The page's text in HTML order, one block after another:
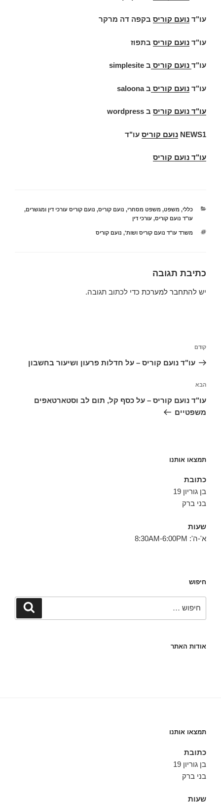
עו"ד נועם קוריס בקפה דה מרקר
עו"ד נועם קוריס בתפוז
עו"ד נועם קוריס ב simplesite
עו"ד נועם קוריס בsaloona
עו"ד נועם קוריס ב wordpress
NEWS1 נועם קוריס עו"ד
עו"ד נועם קוריס
קטגוריות
כללי, משפט, משפט מסחרי, נועם קוריס, נועם קוריס עורכי דין ומגשרים,
עו"ד נועם קוריס,עורכי דין
תגיות
משרד עו"ד נועם קוריס ושות', נועם קוריס
כתיבת תגובה
יש להתחבר למערכת כדי לכתוב תגובה.
הפוסט
הקודם
קודם
עו"ד נועם קוריס – על חדלות פרעון ושיעור בחשבון
הפוסט
הבא
הבא
עו"ד נועם קוריס – על כסף קל, תום לב וסטארטאפים
משפטיים
תמצאו אותנו
כתובת
בן גוריון 19
בני ברק
שעות
א'-ה': 8:30AM-6:00PM
חיפוש
חיפוש
אודות האתר
תמצאו אותנו
כתובת
בן גוריון 19
בני ברק
שעות